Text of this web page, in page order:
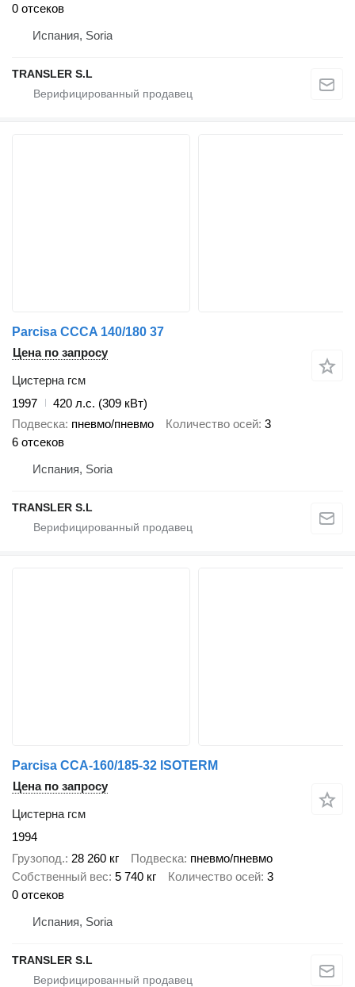
0 отсеков
Испания, Soria
TRANSLER S.L
Parcisa CCCA 140/180 37
Цена по запросу
Цистерна гсм
1997
420 л.с. (309 кВт)
Подвеска пневмо/пневмо Количество осей 3
6 отсеков
Испания, Soria
TRANSLER S.L
Parcisa CCA-160/185-32 ISOTERM
Цена по запросу
Цистерна гсм
1994
Грузопод. 28 260 кг Подвеска пневмо/пневмо
Собственный вес 5 740 кг Количество осей 3
0 отсеков
Испания, Soria
TRANSLER S.L